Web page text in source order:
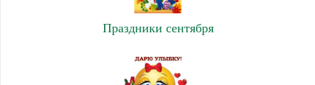
Праздники сентября